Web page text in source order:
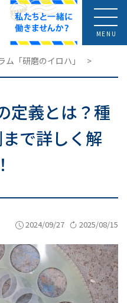
MENU
ム「研磨のイロハ」 >
定義とは？種
で詳しく解
2024/09/27 2025/08/15